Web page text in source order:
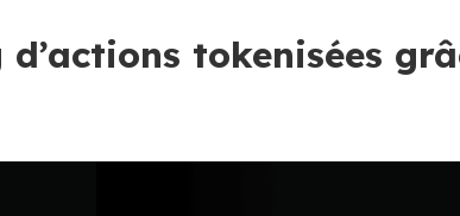
tokenisées